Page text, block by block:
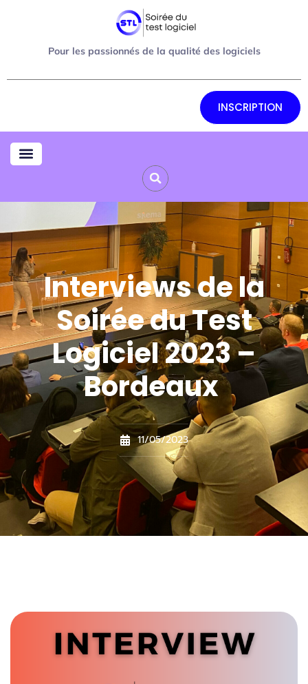
Pour les passionnés de la qualité des logiciels
INSCRIPTION
Interviews de la
Soirée du Test
Logiciel 2023 –
Bordeaux
11/05/2023